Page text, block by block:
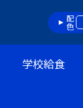
配色
学校給食